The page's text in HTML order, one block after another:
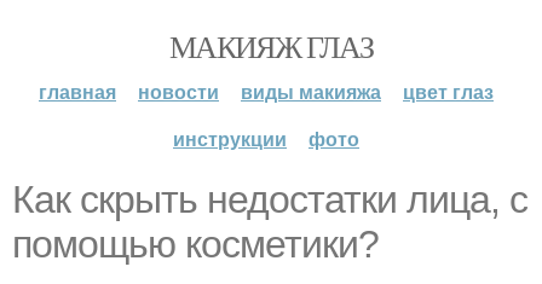
МАКИЯЖ ГЛАЗ
главная новости виды макияжа
цвет глаз
инструкции
фото
Кaк скрыть недостатки лица, с
помощью косметики?